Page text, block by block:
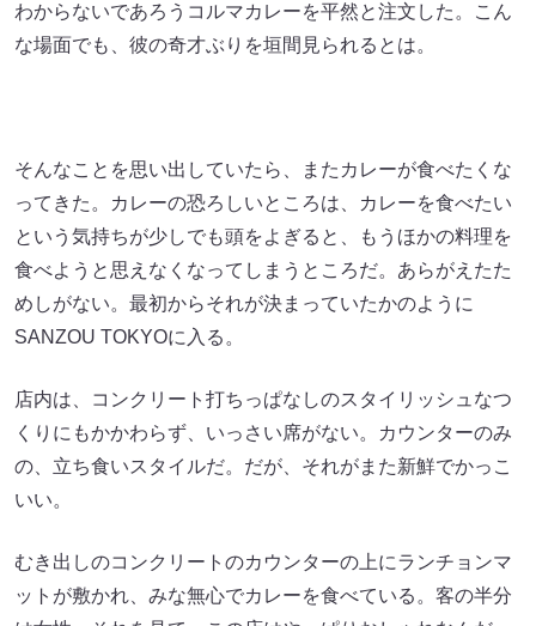
わからないであろうコルマカレーを平然と注文した。こん
な場面でも、彼の奇才ぶりを垣間見られるとは。
そんなことを思い出していたら、またカレーが食べたくな
ってきた。カレーの恐ろしいところは、カレーを食べたい
という気持ちが少しでも頭をよぎると、もうほかの料理を
食べようと思えなくなってしまうところだ。あらがえたた
めしがない。最初からそれが決まっていたかのように
SANZOU TOKYOに入る。
店内は、コンクリート打ちっぱなしのスタイリッシュなつ
くりにもかかわらず、いっさい席がない。カウンターのみ
の、立ち食いスタイルだ。だが、それがまた新鮮でかっこ
いい。
むき出しのコンクリートのカウンターの上にランチョンマ
ットが敷かれ、みな無心でカレーを食べている。客の半分